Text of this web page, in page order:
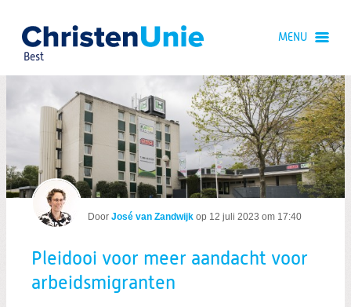
Spring
naar
inhoud
hoofdmenu
Best
MENU
Zoeken:
Pleidooi voor meer aandacht voor
Door José van Zandwijk op 12 juli 2023 om 17:40
Pleidooi voor meer aandacht voor
arbeidsmigranten